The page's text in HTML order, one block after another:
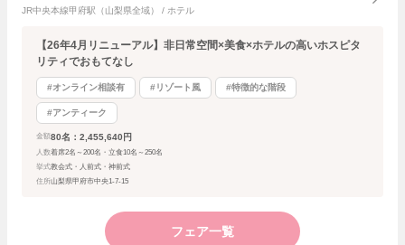
JR中央本線甲府駅（山梨県全域） / ホテル
【26年4月リニューアル】非日常空間×美食×ホテルの高いホスピタ
リティでおもてなし
#オンライン相談有 #リゾート風 #特徴的な階段
#アンティーク
金額 80名：2,455,640円
人数着席2名～200名・立食10名～250名
挙式教会式・人前式・神前式
住所山梨県甲府市中央1-7-15
フェア一覧